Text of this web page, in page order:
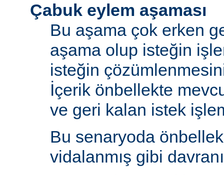
Çabuk eylem aşaması
Bu aşama çok erken
aşama olup isteğin
isteğin
İçerik önbellekte
ve geri kalan istek
Bu senaryoda
vidalanmış gibi